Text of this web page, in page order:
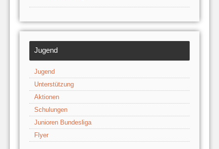
Jugend
Jugend
Unterstützung
Aktionen
Schulungen
Junioren Bundesliga
Flyer